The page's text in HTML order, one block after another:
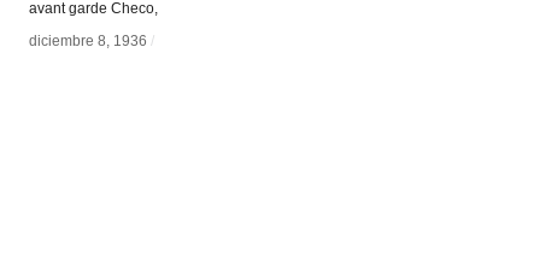
avant garde Checo,
diciembre 8, 1936 /
diciembre 8, 1936 /